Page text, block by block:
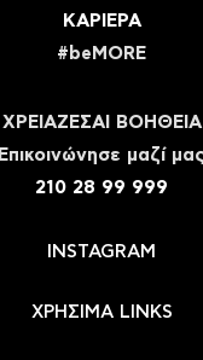
ΚΑΡΙΕΡΑ
#beMORE
ΧΡΕΙΑΖΕΣΑΙ ΒΟΗΘΕΙΑ
Eπικοινώνησε μαζί
210 28 99 999
INSTAGRAM
ΧΡΗΣΙΜΑ LINKS